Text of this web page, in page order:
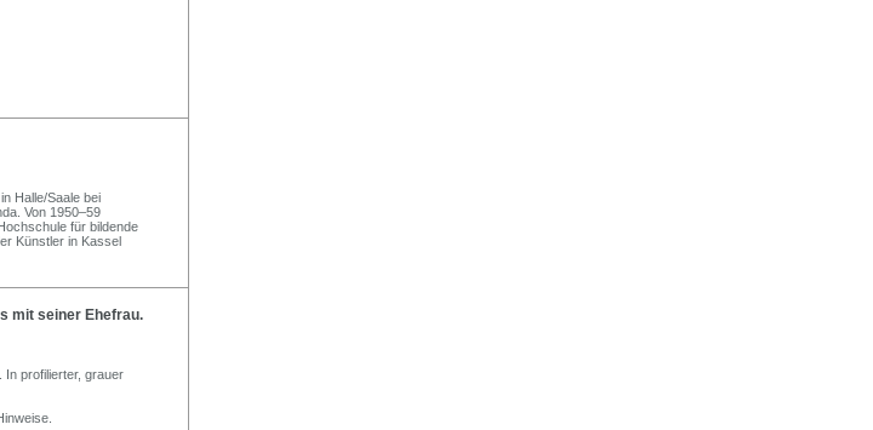
Halle/Saale bei
Von 1950–59
für bildende
Künstler in Kassel
mit seiner Ehefrau.
In profilierter, grauer